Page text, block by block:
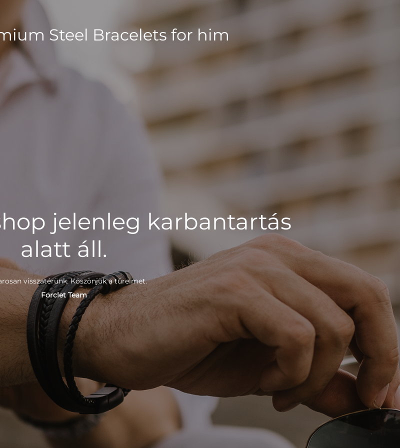
Steel Bracelets for him
jelenleg karbantartás
alatt áll.
visszatérünk. Köszönjük a türelmet.
Forclet Team